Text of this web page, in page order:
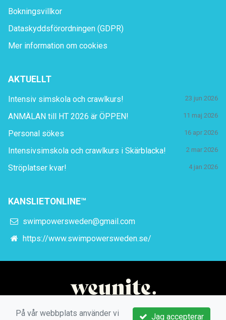
Bokningsvillkor
Dataskyddsförordningen (GDPR)
Mer information om cookies
AKTUELLT
Intensiv simskola och crawlkurs! 23 jun 2026
ANMÄLAN till HT 2026 är ÖPPEN! 11 maj 2026
Personal sökes 16 apr 2026
Intensivsimskola och crawlkurs i Skärblacka! 2 mar 2026
Ströplatser kvar! 4 jan 2026
KANSLIETONLINE™
swimpowersweden@gmail.com
https://www.swimpowersweden.se/
Jag accepterar
På vår webbplats använder vi